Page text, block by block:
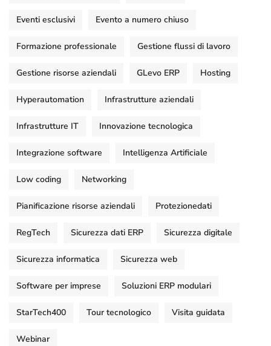
Eventi esclusivi Evento a numero chiuso
Formazione professionale Gestione flussi di lavoro
Gestione risorse aziendali GLevo ERP Hosting
Hyperautomation Infrastrutture aziendali
Infrastrutture IT Innovazione tecnologica
Integrazione software Intelligenza Artificiale
Low coding Networking
Pianificazione risorse aziendali Protezionedati
RegTech Sicurezza dati ERP Sicurezza digitale
Sicurezza informatica Sicurezza web
Software per imprese Soluzioni ERP modulari
StarTech400 Tour tecnologico Visita guidata
Webinar